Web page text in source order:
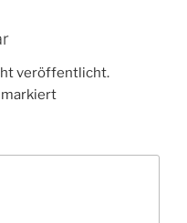
veröffentlicht.
markiert